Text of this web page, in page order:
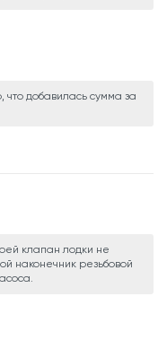
что добавилась сумма за
клапан лодки не
наконечник резьбовой